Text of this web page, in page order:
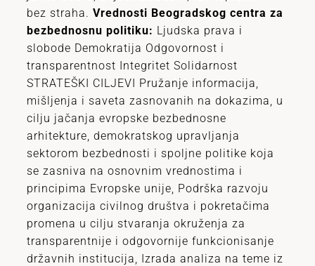
bez straha. Vrednosti Beogradskog centra za
bezbednosnu politiku: Ljudska prava i
slobode Demokratija Odgovornost i
transparentnost Integritet Solidarnost
STRATEŠKI CILJEVI Pružanje informacija,
mišljenja i saveta zasnovanih na dokazima, u
cilju jačanja evropske bezbednosne
arhitekture, demokratskog upravljanja
sektorom bezbednosti i spoljne politike koja
se zasniva na osnovnim vrednostima i
principima Evropske unije, Podrška razvoju
organizacija civilnog društva i pokretačima
promena u cilju stvaranja okruženja za
transparentnije i odgovornije funkcionisanje
državnih institucija, Izrada analiza na teme iz